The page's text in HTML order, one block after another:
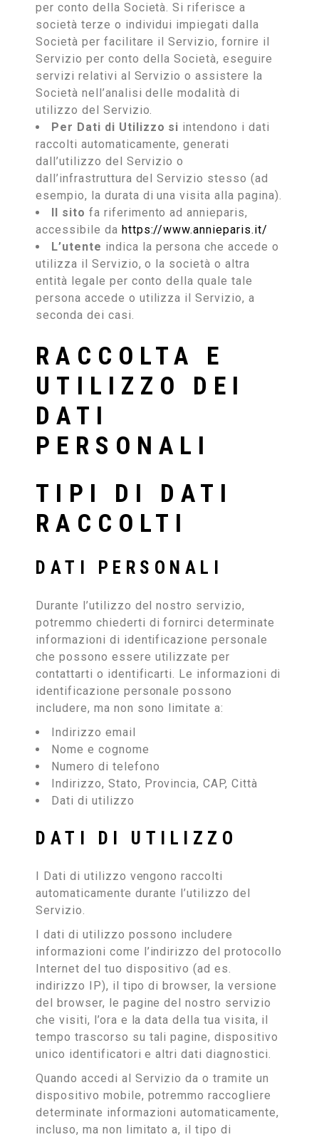
per conto della Società. Si riferisce a
società terze o individui impiegati dalla
Società per facilitare il Servizio, fornire il
Servizio per conto della Società, eseguire
servizi relativi al Servizio o assistere la
Società nell’analisi delle modalità di
utilizzo del Servizio.
Per Dati di Utilizzo si intendono i dati
raccolti automaticamente, generati
dall’utilizzo del Servizio o
dall’infrastruttura del Servizio stesso (ad
esempio, la durata di una visita alla pagina).
Il sito fa riferimento ad annieparis,
accessibile da https://www.annieparis.it/
L’utente indica la persona che accede o
utilizza il Servizio, o la società o altra
entità legale per conto della quale tale
persona accede o utilizza il Servizio, a
seconda dei casi.
RACCOLTA E
UTILIZZO DEI
DATI
PERSONALI
TIPI DI DATI
RACCOLTI
DATI PERSONALI
Durante l’utilizzo del nostro servizio,
potremmo chiederti di fornirci determinate
informazioni di identificazione personale
che possono essere utilizzate per
contattarti o identificarti. Le informazioni di
identificazione personale possono
includere, ma non sono limitate a:
Indirizzo email
Nome e cognome
Numero di telefono
Indirizzo, Stato, Provincia, CAP, Città
Dati di utilizzo
DATI DI UTILIZZO
I Dati di utilizzo vengono raccolti
automaticamente durante l’utilizzo del
Servizio.
I dati di utilizzo possono includere
informazioni come l’indirizzo del protocollo
Internet del tuo dispositivo (ad es.
indirizzo IP), il tipo di browser, la versione
del browser, le pagine del nostro servizio
che visiti, l’ora e la data della tua visita, il
tempo trascorso su tali pagine, dispositivo
unico identificatori e altri dati diagnostici.
Quando accedi al Servizio da o tramite un
dispositivo mobile, potremmo raccogliere
determinate informazioni automaticamente,
incluso, ma non limitato a, il tipo di